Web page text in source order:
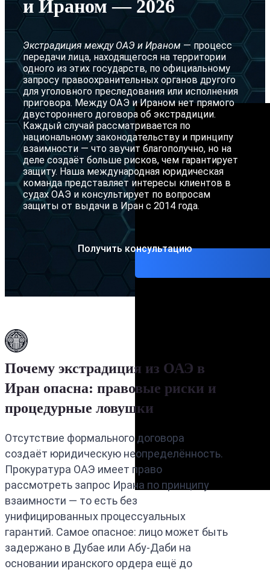
Желтое
Ордер
и Ираном — 2026
Экстрадиция между ОАЭ и Ираном — процесс
передачи лица, находящегося на территории
одного из этих государств, по официальному
запросу правоохранительных органов другого
для уголовного преследования или исполнения
приговора. Между ОАЭ и Ираном нет прямого
двустороннего договора об экстрадиции.
Каждый случай рассматривается по
национальному законодательству и принципу
взаимности — что звучит благополучно, но на
деле создаёт больше рисков, чем гарантирует
защиту. Наша международная юридическая
команда представляет интересы клиентов в
судах ОАЭ и консультирует по вопросам
защиты от выдачи в Иран с 2014 года.
Получить консультацию
Почему экстрадиция из ОАЭ в
Иран опасна: правовые риски и
процедурные ловушки
Отсутствие формального договора
создаёт юридическую неопределённость.
Прокуратура ОАЭ имеет право
рассмотреть запрос Ирана по принципу
взаимности — то есть без
унифицированных процессуальных
гарантий. Самое опасное: лицо может быть
задержано в Дубае или Абу-Даби на
основании иранского ордера ещё до